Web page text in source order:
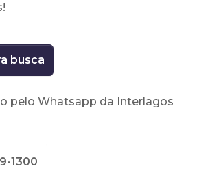
busca
pelo Whatsapp da Interlagos
1300